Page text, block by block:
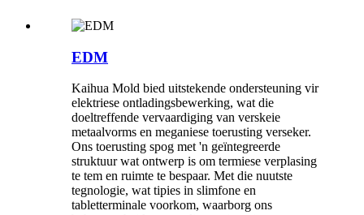
EDM
Kaihua Mold bied uitstekende ondersteuning vir
elektriese ontladingsbewerking, wat die
doeltreffende vervaardiging van verskeie
metaalvorms en meganiese toerusting verseker.
Ons toerusting spog met 'n geïntegreerde
struktuur wat ontwerp is om termiese verplasing
te tem en ruimte te bespaar. Met die nuutste
tegnologie, wat tipies in slimfone en
tabletterminale voorkom, waarborg ons